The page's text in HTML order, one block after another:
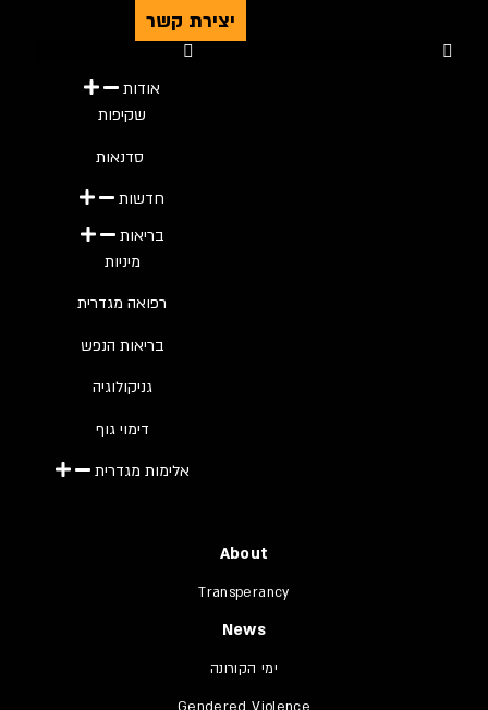
יצירת קשר
אודות
שקיפות
סדנאות
חדשות
בריאות
מיניות
רפואה מגדרית
בריאות הנפש
גניקולוגיה
דימוי גוף
אלימות מגדרית
About
Transperancy
News
ימי הקורונה